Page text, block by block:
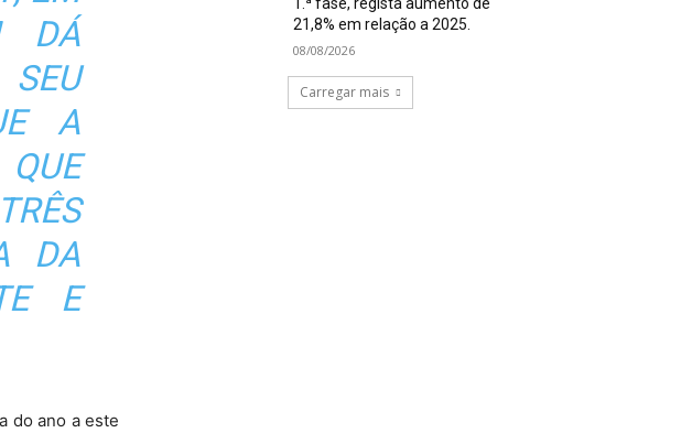
DÁ
A
DA
E
do ano a este
21,8% em relação a 2025.
08/08/2026
Carregar mais